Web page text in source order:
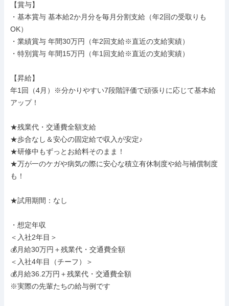
【賞与】
・基本賞与 基本給2か月分を毎月分割支給（年2回の受取りも
OK）
・業績賞与 年間30万円（年2回支給※直近の支給実績）
・特別賞与 年間15万円（年1回支給※直近の支給実績）
【昇給】
年1回（4月）※分かりやすい7段階評価で頑張りに応じて基本給
アップ！
★残業代・交通費全額支給
★歩合なし＆安心の固定給で収入が安定♪
★研修中もずっとお給料そのまま！
★万が一のケガや病気の際に安心な積立有休制度や給与補償制度
も！
★試用期間：なし
・想定年収
＜入社2年目＞
💰月給30万円＋残業代・交通費全額
＜入社4年目（チーフ）＞
💰月給36.2万円＋残業代・交通費全額
※実際の先輩たちの給与例です